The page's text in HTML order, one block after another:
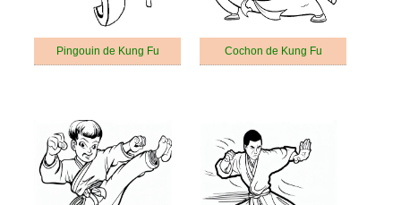
Pingouin de Kung Fu Cochon de Kung Fu